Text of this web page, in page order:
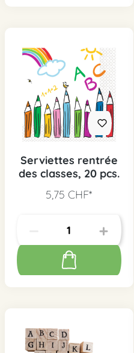
Serviettes rentrée
des classes, 20 pcs.
5,75 CHF*